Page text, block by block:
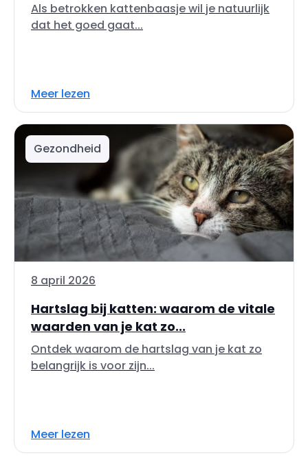
Als betrokken kattenbaasje wil je natuurlijk
dat het goed gaat...
Meer lezen
Gezondheid
8 april 2026
Hartslag bij katten: waarom de vitale
waarden van je kat zo...
Ontdek waarom de hartslag van je kat zo
belangrijk is voor zijn...
Meer lezen